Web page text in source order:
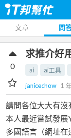
文章 問
求推介好
ai ai工具
janicechow 1
0
請問各位大大有沒
本人最近嘗試發
多國語言（網址在